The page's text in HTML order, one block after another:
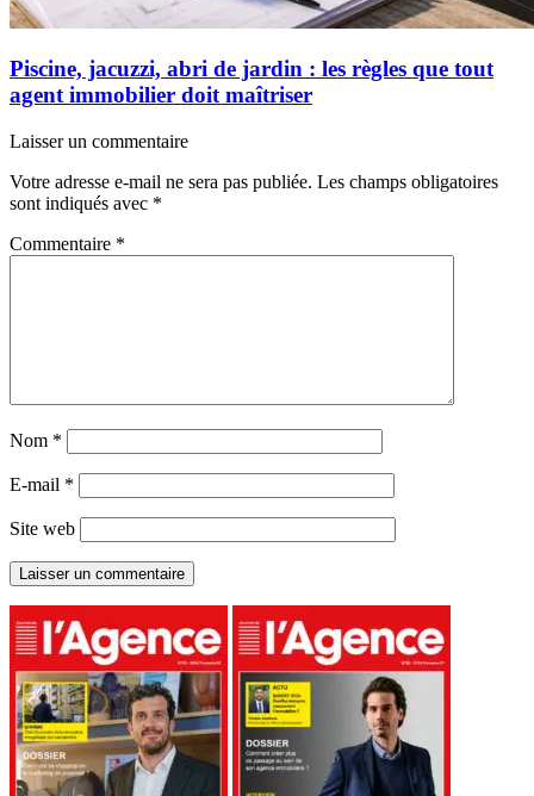
Piscine, jacuzzi, abri de jardin : les règles que tout
agent immobilier doit maîtriser
Laisser un commentaire
Votre adresse e-mail ne sera pas publiée. Les champs obligatoires
sont indiqués avec *
Commentaire *
Nom *
E-mail *
Site web